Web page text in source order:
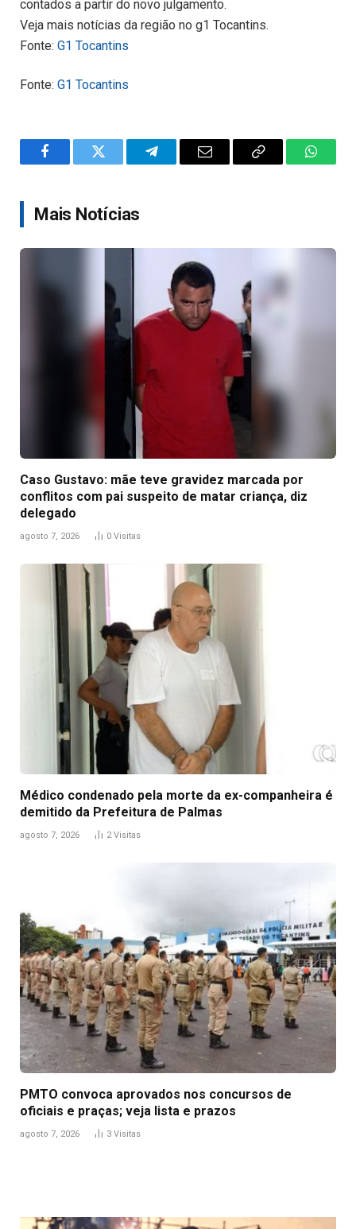
contados a partir do novo julgamento.
Veja mais notícias da região no g1 Tocantins.
Fonte: G1 Tocantins
Fonte: G1 Tocantins
FacebookTwitter TelegramEmail
Copy
Mais Notícias
Caso Gustavo: mãe teve gravidez marcada por
conflitos com pai suspeito de matar criança, diz
delegado
agosto 7, 2026 0 Visitas
Médico condenado pela morte da ex-companheira é
demitido da Prefeitura de Palmas
agosto 7, 2026 2Visitas
PMTO convoca aprovados nos concursos de
oficiais e praças; veja lista e prazos
agosto 7, 2026 3 Visitas